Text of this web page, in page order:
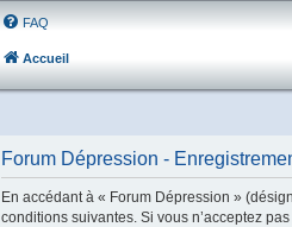
FAQ
Accueil
Forum Dépression -
En accédant à « Forum Dépression »
conditions suivantes. Si vous n’acceptez